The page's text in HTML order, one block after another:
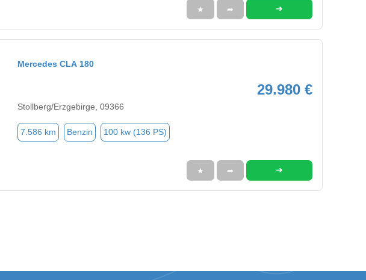
★ ➦ ➜
Mercedes CLA 180
29.980 €
Stollberg/Erzgebirge, 09366
7.586 km Benzin 100 kw (136 PS)
★ ➦ ➜